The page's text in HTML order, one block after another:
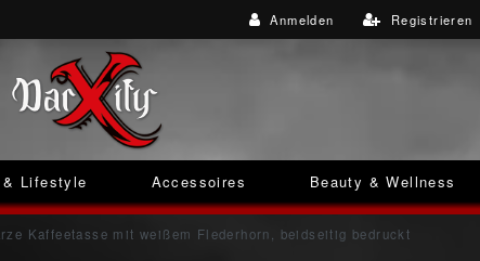
Anmelden Registrieren
& Lifestyle Accessoires Beauty & Wellness
Kaffeetasse mit weißem Flederhorn, beidseitig bedruckt